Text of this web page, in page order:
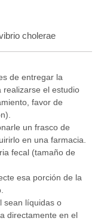
cholerae
de entregar la
realizarse el estudio
favor de
un frasco de
en una farmacia.
fecal (tamaño de
esa porción de la
sean líquidas o
directamente en el